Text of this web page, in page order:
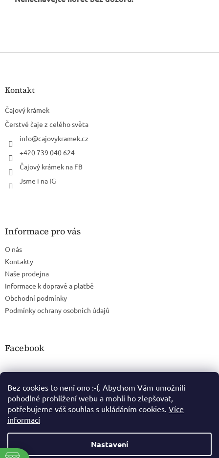
Bez cookies to není ono :-(. Abychom Vám umožnili
pohodlné prohlížení webu a mohli ho zlepšovat,
potřebujeme váš souhlas s ukládáním cookies. Více
informací
Nastavení
Z
Kontakt
Čajový krámek
Čerstvé čaje z celého světa
info@cajovykramek.cz
+420 739 040 624
Čajový krámek na FB
Jsme i na IG
Informace pro vás
O nás
Kontakty
Naše prodejna
Informace k dopravě a platbě
Obchodní podmínky
Podmínky ochrany osobních údajů
Facebook
Vytvořil Shoptet